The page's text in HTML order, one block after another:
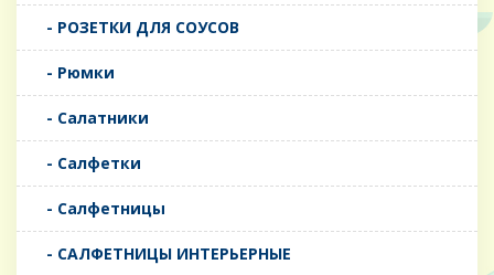
- РОЗЕТКИ ДЛЯ СОУСОВ
- Рюмки
- Салатники
- Салфетки
- Салфетницы
- САЛФЕТНИЦЫ ИНТЕРЬЕРНЫЕ